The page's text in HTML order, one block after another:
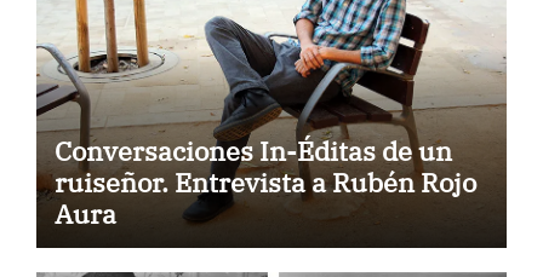
Conversaciones In-Éditas de un
ruiseñor. Entrevista a Rubén Rojo
Aura